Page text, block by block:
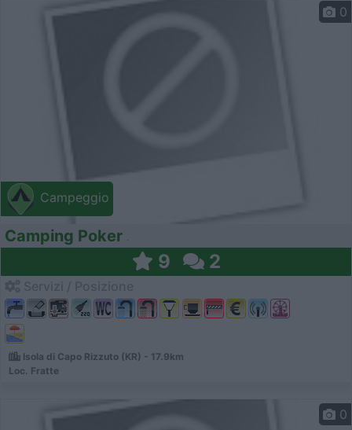
Campeggio
0
Camping Poker
9 2
Isola di Capo Rizzuto (KR) - 17.9km
Loc. Fratte
0